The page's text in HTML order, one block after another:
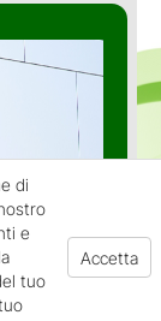
di
e
tuo